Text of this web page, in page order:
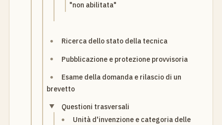
"non abilitata"
Ricerca dello stato della tecnica
Pubblicazione e protezione provvisoria
Esame della domanda e rilascio di un
brevetto
Questioni trasversali
Unità d'invenzione e categoria delle